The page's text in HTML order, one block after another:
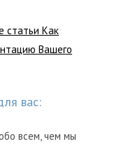
статьи Как
Вашего
вас:
всем, чем мы